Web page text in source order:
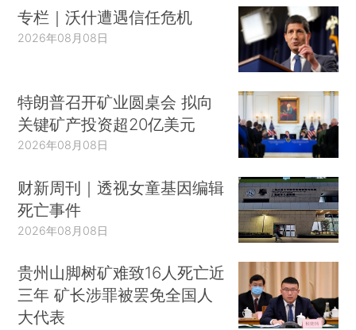
专栏｜沃什遭遇信任危机
2026年08月08日
特朗普召开矿业圆桌会 拟向
关键矿产投资超20亿美元
2026年08月08日
财新周刊｜透视女童基因编辑
死亡事件
2026年08月08日
贵州山脚树矿难致16人死亡近
三年 矿长涉罪被罢免全国人
大代表